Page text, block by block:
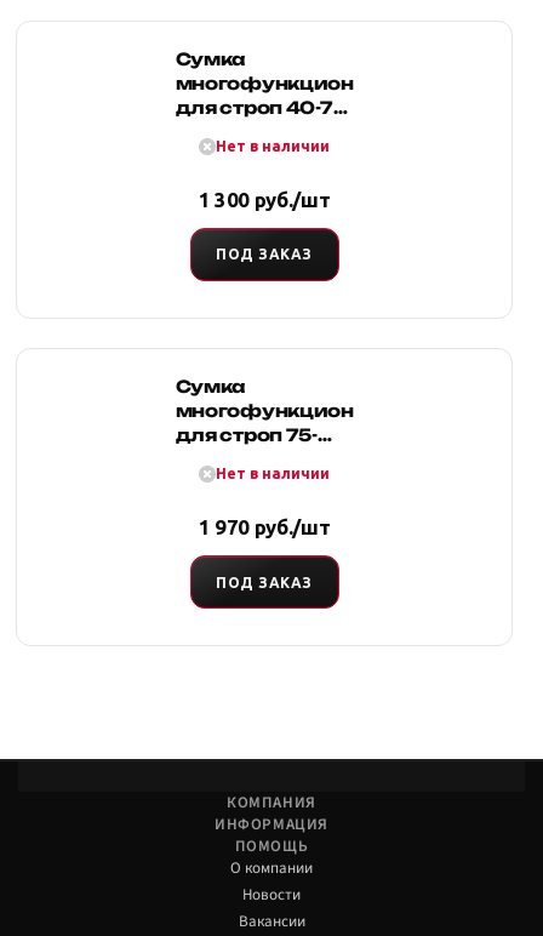
Сумка
многофункциональная
для строп 40-70
синяя), Tplus
Нет в наличии
1 300 руб./шт
ПОД ЗАКАЗ
Сумка
многофункциональная
для строп 75-
красная), Tplus
Нет в наличии
1 970 руб./шт
ПОД ЗАКАЗ
КОМПАНИЯ
ИНФОРМАЦИЯ
ПОМОЩЬ
О компании
Новости
Вакансии